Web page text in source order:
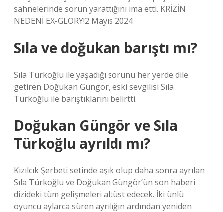
sahnelerinde sorun yarattığını ima etti. KRİZİN
NEDENİ EX-GLORY!2 Mayıs 2024
Sıla ve doğukan barıştı mı?
Sıla Türkoğlu ile yaşadığı sorunu her yerde dile
getiren Doğukan Güngör, eski sevgilisi Sıla
Türkoğlu ile barıştıklarını belirtti.
Doğukan Güngör ve Sıla
Türkoğlu ayrıldı mı?
Kızılcık Şerbeti setinde aşık olup daha sonra ayrılan
Sıla Türkoğlu ve Doğukan Güngör’ün son haberi
dizideki tüm gelişmeleri altüst edecek. İki ünlü
oyuncu aylarca süren ayrılığın ardından yeniden